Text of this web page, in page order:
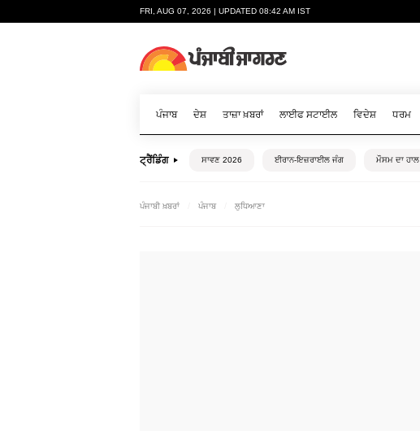
FRI, AUG 07, 2026 | UPDATED 08:42 AM IST
ਪੰਜਾਬ ਦੇਸ਼ ਤਾਜ਼ਾ ਖ਼ਬਰਾਂ ਲਾਈਫ ਸਟਾਈਲ ਵਿਦੇਸ਼ ਧਰਮ
ਟ੍ਰੈਂਡਿੰਗ ਸਾਵਣ 2026 ਈਰਾਨ-ਇਜ਼ਰਾਈਲ ਜੰਗ ਮੌਸਮ ਦਾ ਹਾਲ
ਪੰਜਾਬੀ ਖ਼ਬਰਾਂ ਪੰਜਾਬ ਲੁਧਿਆਣਾ